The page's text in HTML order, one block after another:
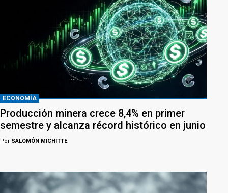
ECONOMÍA
Producción minera crece 8,4% en primer
semestre y alcanza récord histórico en junio
Por SALOMÓN MICHITTE